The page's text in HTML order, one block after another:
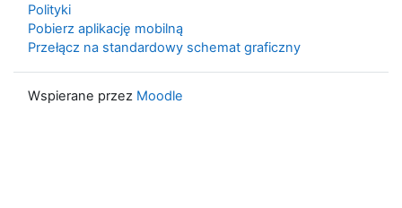
Polityki
Pobierz aplikację mobilną
Przełącz na standardowy schemat graficzny
Wspierane przez Moodle